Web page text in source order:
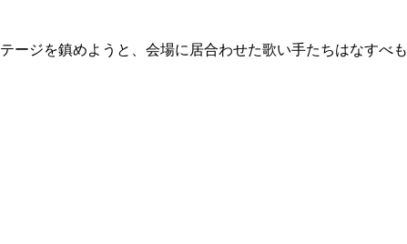
ージを鎮めようと、会場に居合わせた歌い手たちはなすべも